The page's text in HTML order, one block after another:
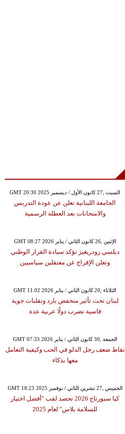
GMT 20:30 2025 السبت ,27 كانون الأول / ديسمبر
الجامعة اللبنانية تعلن عن عودة التدريس
والامتحانات بعد العطلة الرسمية
GMT 08:27 2026 الإثنين ,26 كانون الثاني / يناير
ديلسي رودريغيز تؤكد سيادة القرار الوطني
وتعلن الإفراج عن معتقلين سياسيين
GMT 11:02 2026 الثلاثاء ,20 كانون الثاني / يناير
لبنان تحت تأثير منخفض بارد وتقلبات جوية
قاسية تضرب دولًا عربية عدة
GMT 07:33 2026 الجمعة ,30 كانون الثاني / يناير
نقاط ضعف رجل الدلو في الحب وكيفية التعامل
معها بذكاء
GMT 18:23 2025 الخميس ,27 تشرين الثاني / نوفمبر
كيا سبورتاج 2026 تحصد لقب "أفضل اختيار
للسلامة بلاس" لعام 2025